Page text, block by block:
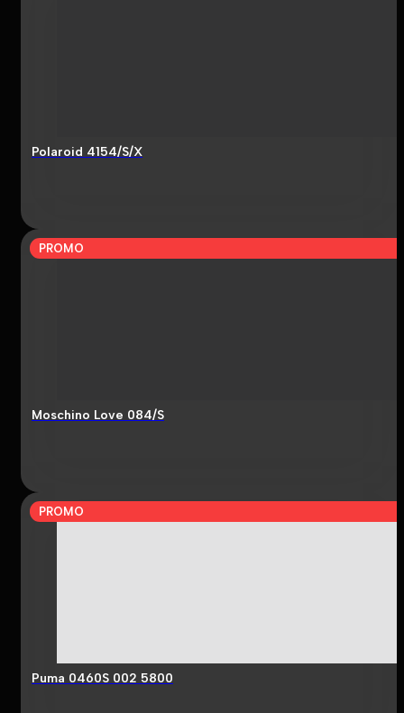
Polaroid 4154/S/X
PROMO
Moschino Love 084/S
PROMO
Puma 0460S 002 5800